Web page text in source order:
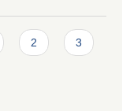
2
3